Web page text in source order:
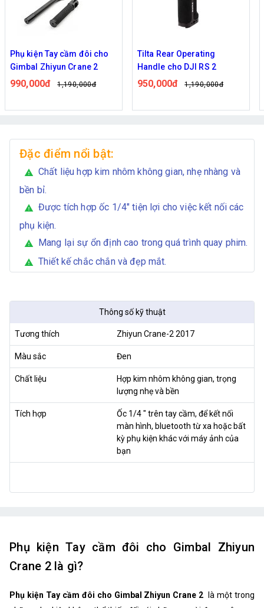
Phụ kiện Tay cầm đôi cho
Gimbal Zhiyun Crane 2
990,000đ 1,190,000đ
Tilta Rear Operating
Handle cho DJI RS 2
950,000đ 1,190,000đ
Đặc điểm nổi bật:
warning
Chất liệu hợp kim nhôm không gian, nhẹ nhàng và
bền bỉ.
warning
Được tích hợp ốc 1/4" tiện lợi cho việc kết nối các
phụ kiện.
warning Mang lại sự ổn định cao trong quá trình quay phim.
warning Thiết kế chắc chắn và đẹp mắt.
Thông số kỹ thuật
Tương thích Zhiyun Crane-2 2017
Màu sắc Đen
Chất liệu
Hợp kim nhôm không gian, trọng
lượng nhẹ và bền
Tích hợp
Ốc 1/4 " trên tay cầm, để kết nối
màn hình, bluetooth từ xa hoặc bất
kỳ phụ kiện khác với máy ảnh của
bạn
Phụ kiện Tay cầm đôi cho Gimbal Zhiyun
Crane 2 là gì?
Phụ kiện Tay cầm đôi cho Gimbal Zhiyun Crane 2 là một trong